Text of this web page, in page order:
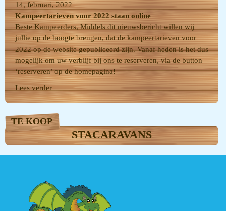
14, februari, 2022
Kampeertarieven voor 2022 staan online
Beste Kampeerders, Middels dit nieuwsbericht willen wij
jullie op de hoogte brengen, dat de kampeertarieven voor
2022 op de website gepubliceerd zijn. Vanaf heden is het dus
mogelijk om uw verblijf bij ons te reserveren, via de button
‘reserveren’ op de homepagina!
Lees verder
TE KOOP
STACARAVANS